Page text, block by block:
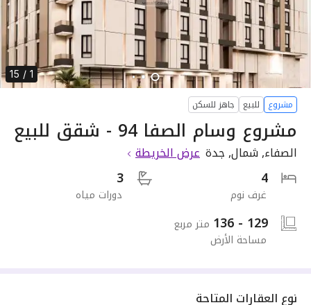
1 / 15
مشروع للبيع جاهز للسكن
مشروع وسام الصفا 94 - شقق للبيع
الصفاء, شمال, جدة عرض الخريطة
4
غرف نوم
3
دورات مياه
129 - 136
متر مربع
مساحة الأرض
نوع العقارات المتاحة